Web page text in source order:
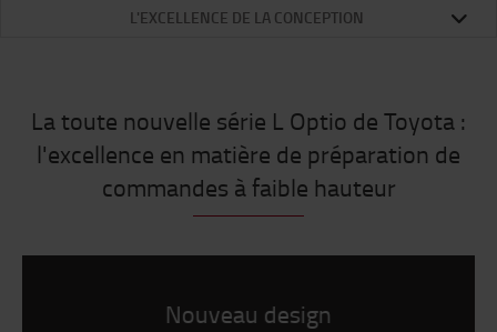
L'EXCELLENCE DE LA CONCEPTION
La toute nouvelle série L Optio de Toyota :
l'excellence en matière de préparation de
commandes à faible hauteur
Nouveau design